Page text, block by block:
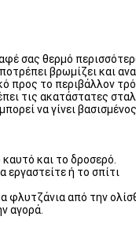
σας θερμό
βρωμίζει και
προς το περιβάλλον
τις ακατάστατες
να γίνει
και το δροσερό.
ή το σπίτι
από την
αγορά.